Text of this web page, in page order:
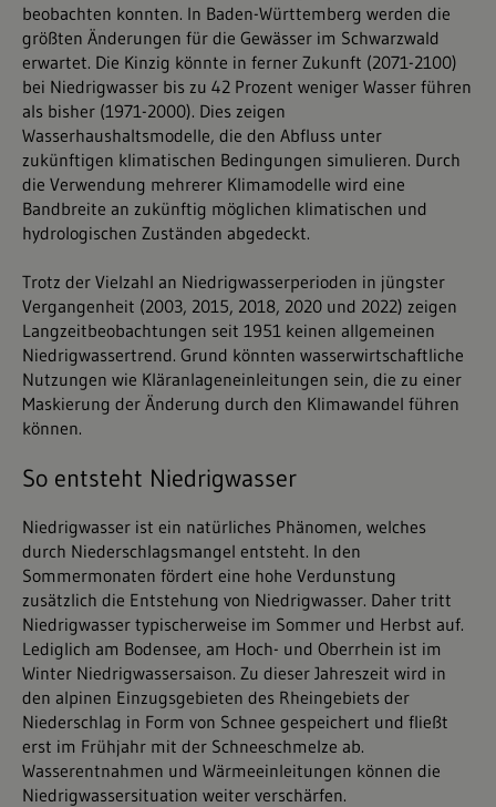
beobachten konnten. In Baden-Württemberg werden die
größten Änderungen für die Gewässer im Schwarzwald
erwartet. Die Kinzig könnte in ferner Zukunft (2071-2100)
bei Niedrigwasser bis zu 42 Prozent weniger Wasser führen
als bisher (1971-2000). Dies zeigen
Wasserhaushaltsmodelle, die den Abfluss unter
zukünftigen klimatischen Bedingungen simulieren. Durch
die Verwendung mehrerer Klimamodelle wird eine
Bandbreite an zukünftig möglichen klimatischen und
hydrologischen Zuständen abgedeckt.
Trotz der Vielzahl an Niedrigwasserperioden in jüngster
Vergangenheit (2003, 2015, 2018, 2020 und 2022) zeigen
Langzeitbeobachtungen seit 1951 keinen allgemeinen
Niedrigwassertrend. Grund könnten wasserwirtschaftliche
Nutzungen wie Kläranlageneinleitungen sein, die zu einer
Maskierung der Änderung durch den Klimawandel führen
können.
So entsteht Niedrigwasser
Niedrigwasser ist ein natürliches Phänomen, welches
durch Niederschlagsmangel entsteht. In den
Sommermonaten fördert eine hohe Verdunstung
zusätzlich die Entstehung von Niedrigwasser. Daher tritt
Niedrigwasser typischerweise im Sommer und Herbst auf.
Lediglich am Bodensee, am Hoch- und Oberrhein ist im
Winter Niedrigwassersaison. Zu dieser Jahreszeit wird in
den alpinen Einzugsgebieten des Rheingebiets der
Niederschlag in Form von Schnee gespeichert und fließt
erst im Frühjahr mit der Schneeschmelze ab.
Wasserentnahmen und Wärmeeinleitungen können die
Niedrigwassersituation weiter verschärfen.